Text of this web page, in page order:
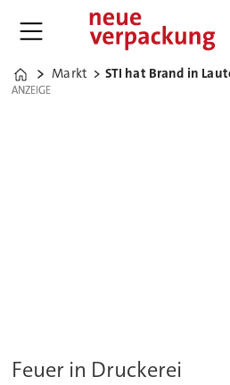
Home
Markt
ANZEIGE
ANZEIGE
Feuer in Druckerei